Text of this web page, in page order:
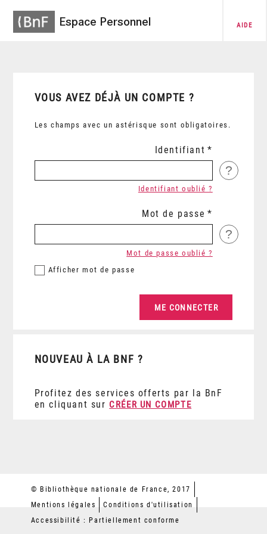
Espace Personnel AIDE
VOUS AVEZ DÉJÀ UN COMPTE ?
Les champs avec un astérisque sont obligatoires.
Identifiant
?
Identifiant oublié ?
Mot de passe
?
Afficher mot de passe
Mot de passe oublié ?
NOUVEAU À LA BNF ?
Profitez des services offerts par la BnF
en cliquant sur CRÉER UN COMPTE
© Bibliothèque nationale de France, 2017
Mentions légales
Conditions d'utilisation
Accessibilité : Partiellement conforme